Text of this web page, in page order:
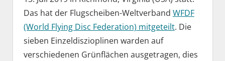
Das hat der Flugscheiben-Weltverband WFDF
(World Flying Disc Federation) mitgeteilt. Die
sieben Einzeldiszioplinen warden auf
verschiedenen Grünflächen ausgetragen, dies